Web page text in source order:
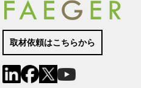
取材依頼はこちらから